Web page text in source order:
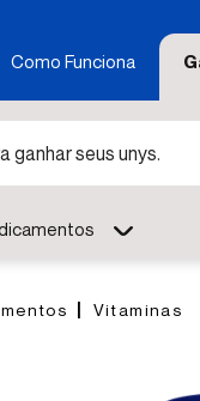
Como Funciona
Vitaminas